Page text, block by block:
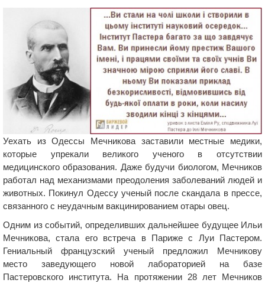
Уехать из Одессы Мечникова заставили местные медики,
которые упрекали великого ученого в отсутствии
медицинского образования. Даже будучи биологом, Мечников
работал над механизмами преодоления заболеваний людей и
животных. Покинул Одессу ученый после скандала в прессе,
связанного с неудачным вакцинированием отары овец.
Одним из событий, определивших дальнейшее будущее Ильи
Мечникова, стала его встреча в Париже с Луи Пастером.
Гениальный французский ученый предложил Мечникову
место заведующего новой лабораторией на базе
Пастеровского института. На протяжении 28 лет Мечников